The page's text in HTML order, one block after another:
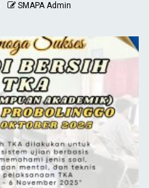
SMAPA Admin